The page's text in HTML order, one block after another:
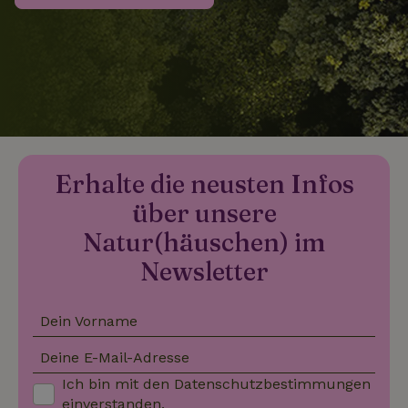
Erhalte die neusten Infos
über unsere
Natur(häuschen) im
Newsletter
Dein Vorname
Deine E-Mail-Adresse
Ich bin mit den Datenschutzbestimmungen
einverstanden.
_nhftconstraint_search-
www.naturhaeuschen.de
_nhftconstraint_search-
lowest-price
www.naturhaeuschen.de
_nhftconstraint_translations www.naturhaeuschen.de
_nhftconstraint_search-
geo-json